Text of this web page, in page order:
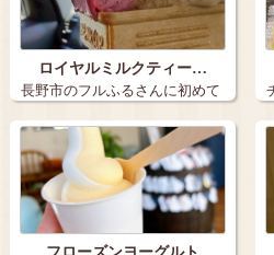
ロイヤルミルクティー…
長野市のフルふるさんに初めて
行きました。…